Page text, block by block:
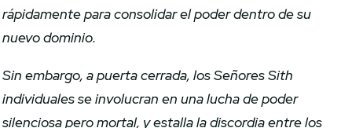
rápidamente para consolidar el poder dentro de su
nuevo dominio.
Sin embargo, a puerta cerrada, los Señores Sith
individuales se involucran en una lucha de poder
silenciosa pero mortal, y estalla la discordia entre los